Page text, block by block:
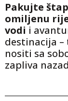
Pakujte
omiljenu
vodi i
destinacija –
nositi sa
zapliva